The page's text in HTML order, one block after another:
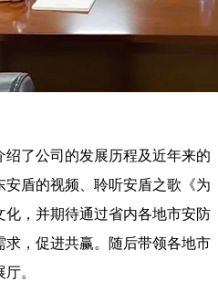
绍了公司的发展历程及近年来的
盾的视频、聆听安盾之歌《为
，并期待通过省内各地市安防
，促进共赢。随后带领各地市
。